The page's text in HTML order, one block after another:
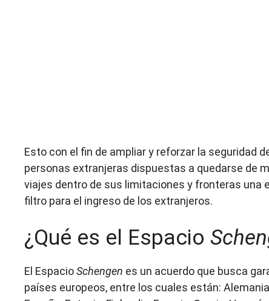
Esto con el fin de ampliar y reforzar la seguridad
personas extranjeras dispuestas a quedarse de
viajes dentro de sus limitaciones y fronteras una
filtro para el ingreso de los extranjeros.
¿Qué es el Espacio
El EspacioSchengen es un acuerdo que busca
países europeos, entre los cuales están: